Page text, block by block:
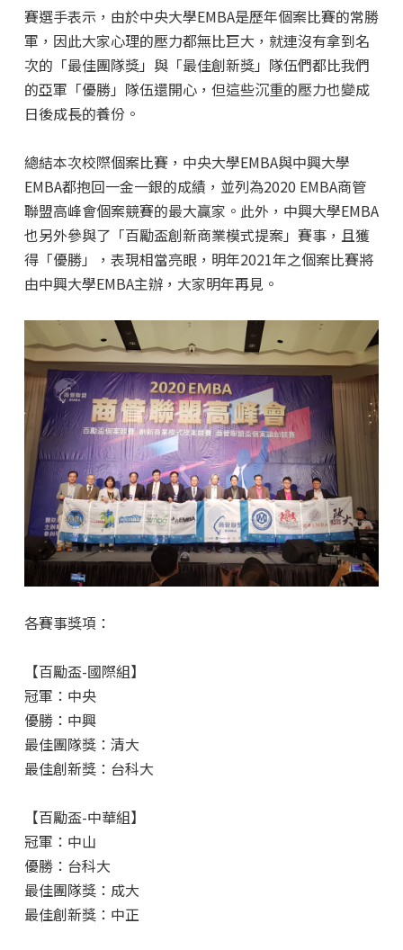
賽選手表示，由於中央大學EMBA是歷年個案比賽的常勝
軍，因此大家心理的壓力都無比巨大，就連沒有拿到名
次的「最佳團隊獎」與「最佳創新獎」隊伍們都比我們
的亞軍「優勝」隊伍還開心，但這些沉重的壓力也變成
日後成長的養份。
總結本次校際個案比賽，中央大學EMBA與中興大學
EMBA都抱回一金一銀的成績，並列為2020 EMBA商管
聯盟高峰會個案競賽的最大贏家。此外，中興大學EMBA
也另外參與了「百勵盃創新商業模式提案」賽事，且獲
得「優勝」，表現相當亮眼，明年2021年之個案比賽將
由中興大學EMBA主辦，大家明年再見。
各賽事獎項：
【百勵盃-國際組】
冠軍：中央
優勝：中興
最佳團隊獎：清大
最佳創新獎：台科大
【百勵盃-中華組】
冠軍：中山
優勝：台科大
最佳團隊獎：成大
最佳創新獎：中正